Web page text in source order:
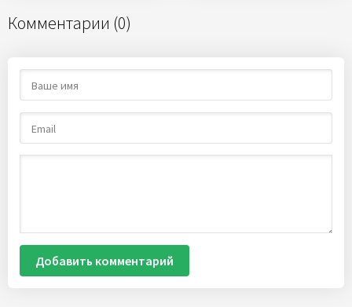
Комментарии (0)
Добавить комментарий